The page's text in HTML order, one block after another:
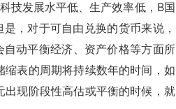
技发展水平低、生产效率低，B国
，对于可自由兑换的货币来说，
动平衡经济、资产价格等方面所
表的周期将持续数年的时间，如
现阶段性高估或平衡的时候，就